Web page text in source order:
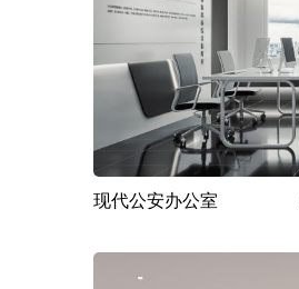
现代公安办公室